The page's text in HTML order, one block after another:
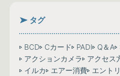
タグ
BCD Cカード PADI Q＆A
アクションカメラ
アクセス
イルカ
エアー消費 エント